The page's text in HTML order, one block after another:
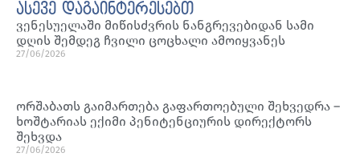
ასევე დაგაინტერესებთ
ვენესუელაში მიწისძვრის ნანგრევებიდან სამი
დღის შემდეგ ჩვილი ცოცხალი ამოიყვანეს
27/06/2026
ორშაბათს გაიმართება გაფართოებული შეხვედრა –
ხოშტარიას ექიმი პენიტენციურის დირექტორს
შეხვდა
27/06/2026